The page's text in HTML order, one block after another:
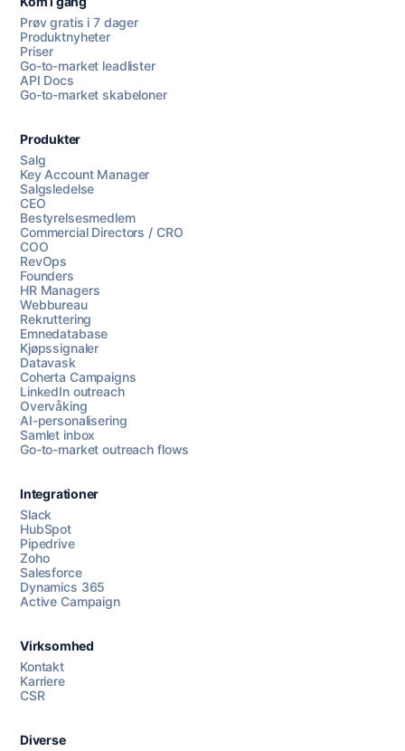
Chat med oss
Prøv gratis i 7 dager
Produktnyheter
Priser
Go-to-market leadlister
API Docs
Go-to-market skabeloner
Produkter
Salg
Key Account Manager
Salgsledelse
CEO
Bestyrelsesmedlem
Commercial Directors / CRO
COO
RevOps
Founders
HR Managers
Webbureau
Rekruttering
Emnedatabase
Kjøpssignaler
Datavask
Coherta Campaigns
LinkedIn outreach
Overvåking
AI-personalisering
Samlet inbox
Go-to-market outreach flows
Integrationer
Slack
HubSpot
Pipedrive
Zoho
Salesforce
Dynamics 365
Active Campaign
Virksomhed
Kontakt
Karriere
CSR
Diverse